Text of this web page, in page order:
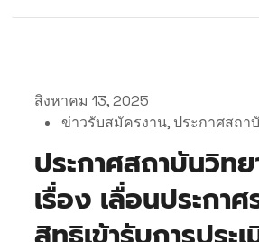
สิงหาคม 13, 2025
ข่าวรับสมัครงาน, ประกาศสถา
ประกาศสถาบันวิท
เรื่อง เลื่อนประกา